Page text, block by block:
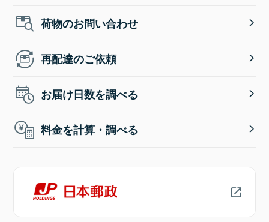
荷物のお問い合わせ
再配達のご依頼
お届け日数を調べる
料金を計算・調べる